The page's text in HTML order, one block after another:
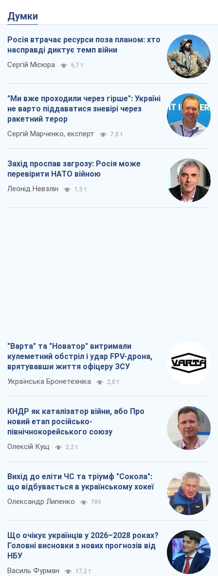
Думки
Росія втрачає ресурси поза планом: хто
насправді диктує темп війни
Сергій Місюра 6,7 т.
"Ми вже проходили через гірше": Україні
не варто піддаватися зневірі через
ракетний терор
Сергій Марченко, експерт 7,0 т.
Захід проспав загрозу: Росія може
перевірити НАТО війною
Леонід Невзлін 1,5 т.
"Варта" та "Новатор" витримали
кулеметний обстріл і удар FPV-дрона,
врятувавши життя офіцеру ЗСУ
Українська Бронетехніка 2,0 т.
КНДР як каталізатор війни, або Про
новий етап російсько-
північнокорейського союзу
Олексій Кущ 2,2 т.
Вихід до еліти ЧС та тріумф "Сокола":
що відбувається в українському хокеї
Олександр Липенко 789
Що очікує українців у 2026–2028 роках?
Головні висновки з нових прогнозів від
НБУ
Василь Фурман 17,2 т.